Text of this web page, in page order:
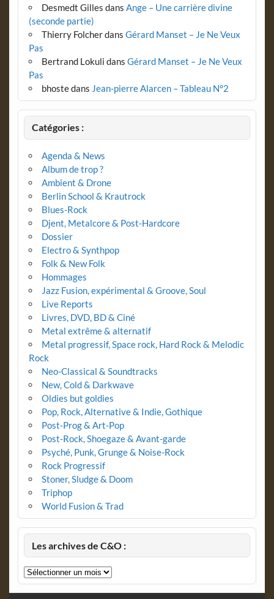
Desmedt Gilles dans Ange – Une carrière divine
(seconde partie)
Thierry Folcherdans Gérard Manset – Je Ne Veux
Pas
Bertrand Lokuli dans Gérard Manset – Je Ne Veux
Pas
bhostedans Jean-pierre Alarcen – Tableau N°2
Catégories :
Agenda & News
Album de trop ?
Ambient & Drone
Berlin School & Krautrock
Blues-Rock
Djent, Metalcore & Post-Hardcore
Dossier
Electro & Synthpop
Folk & New Folk
Hommages
Jazz Fusion, expérimental & Groove, Soul
Live Reports
Livres, DVD, BD & Ciné
Metal extrême & alternatif
Metal progressif, Space rock, Hard Rock & Melodic
Rock
Neo-Classical & Soundtracks
New, Cold & Darkwave
Oldies but goldies
Pop, Rock, Alternative & Indie, Gothique
Post-Prog & Art-Pop
Post-Rock, Shoegaze & Avant-garde
Psyché, Punk, Grunge & Noise-Rock
Rock Progressif
Stoner, Sludge & Doom
Triphop
World Fusion & Trad
Les archives de C&O :
Les
archives